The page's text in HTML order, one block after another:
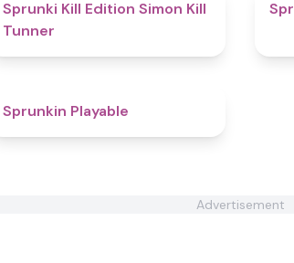
Sprunki Kill Edition Simon Kill
Tunner
Sprunkin Playable
Advertisement